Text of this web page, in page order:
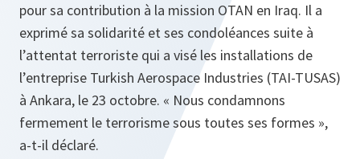
pour sa contribution à la mission OTAN en Iraq. Il a
exprimé sa solidarité et ses condoléances suite à
l’attentat terroriste qui a visé les installations de
l’entreprise Turkish Aerospace Industries (TAI-TUSAS)
à Ankara, le 23 octobre. « Nous condamnons
fermement le terrorisme sous toutes ses formes »,
a-t-il déclaré.